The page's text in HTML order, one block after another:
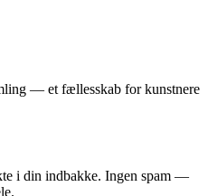
— et fællesskab for kunstnere
i din indbakke. Ingen spam —